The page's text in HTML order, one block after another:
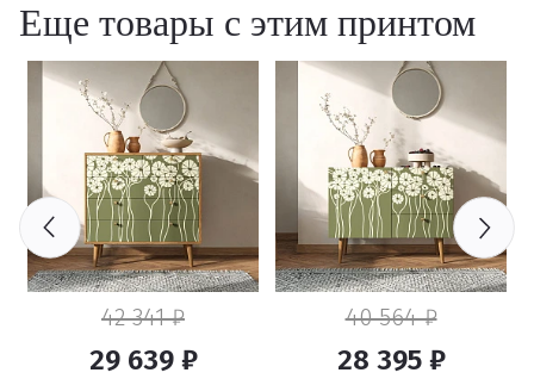
Еще товары с этим принтом
42 341 ₽
29 639 ₽
40 564 ₽
28 395 ₽